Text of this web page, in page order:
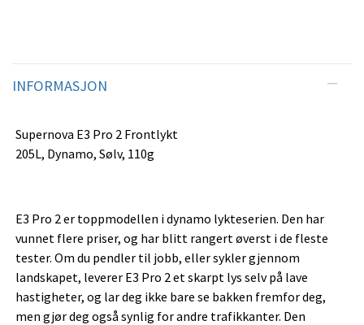
INFORMASJON
Supernova E3 Pro 2 Frontlykt
205L, Dynamo, Sølv, 110g
E3 Pro 2 er toppmodellen i dynamo lykteserien. Den har
vunnet flere priser, og har blitt rangert øverst i de fleste
tester. Om du pendler til jobb, eller sykler gjennom
landskapet, leverer E3 Pro 2 et skarpt lys selv på lave
hastigheter, og lar deg ikke bare se bakken fremfor deg,
men gjør deg også synlig for andre trafikkanter. Den